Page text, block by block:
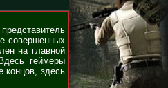
совершенных
на главной
геймеры
концов, здесь